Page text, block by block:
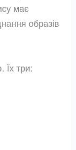
має
образів
Їх три: